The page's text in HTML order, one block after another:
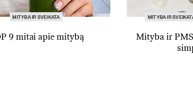
MITYBA IR SVEIKATA
9 mitai apie mitybą
MITYBA IR
Mityba ir